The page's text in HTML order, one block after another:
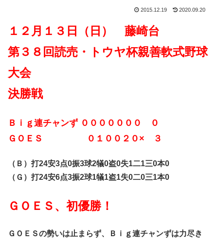
2015.12.19 2020.09.20
１２月１３日（日） 藤崎台
第３８回読売・トウヤ杯親善軟式野球
大会
決勝戦
Ｂｉｇ連チャンず ０００００００ ０
ＧＯＥＳ ０１００２０× ３
（Ｂ）打24安3点0振3球2犠0盗0失1二1三0本0
（Ｇ）打24安6点3振2球1犠1盗1失0二0三1本0
ＧＯＥＳ、初優勝！
ＧＯＥＳの勢いは止まらず、Ｂｉｇ連チャンずは力尽き